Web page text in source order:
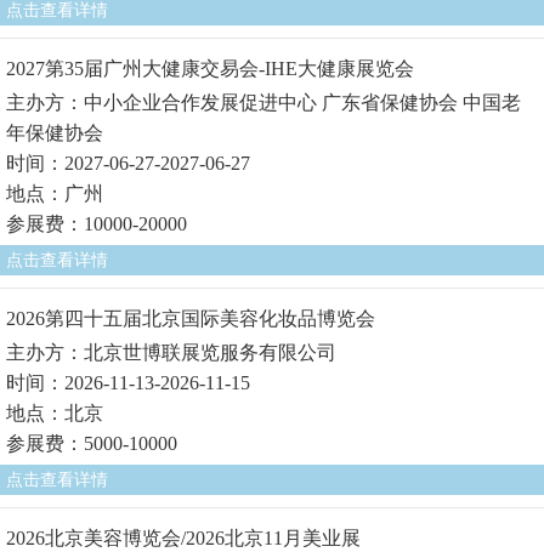
点击查看详情
2027第35届广州大健康交易会-IHE大健康展览会
主办方：中小企业合作发展促进中心 广东省保健协会 中国老
年保健协会
时间：2027-06-27-2027-06-27
地点：广州
参展费：10000-20000
点击查看详情
2026第四十五届北京国际美容化妆品博览会
主办方：北京世博联展览服务有限公司
时间：2026-11-13-2026-11-15
地点：北京
参展费：5000-10000
点击查看详情
2026北京美容博览会/2026北京11月美业展